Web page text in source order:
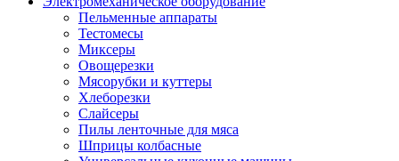
Пельменные аппараты
Тестомесы
Миксеры
Овощерезки
Мясорубки и куттеры
Хлеборезки
Слайсеры
Пилы ленточные для мяса
Шприцы колбасные